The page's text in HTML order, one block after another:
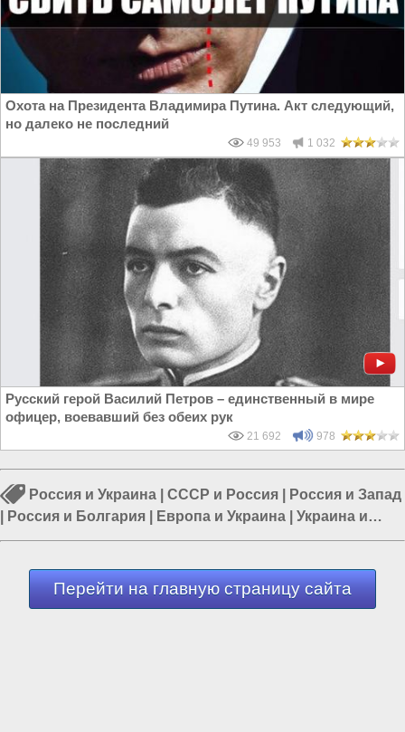
Охота на Президента Владимира Путина. Акт следующий,
но далеко не последний
49 953 1 032
Русский герой Василий Петров – единственный в мире
офицер, воевавший без обеих рук
21 692 978
Россия и Украина СССР и Россия
Россия и Запад
Россия и Болгария Европа и Украина
Украина и
Германия|Религиозный обман
Перейти на главную страницу сайта